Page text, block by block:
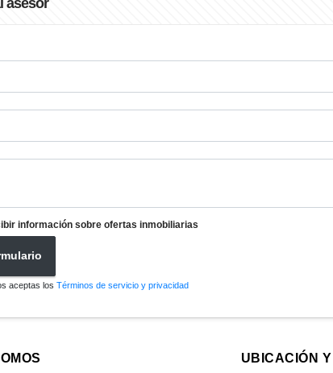
asesor
información sobre ofertas inmobiliarias
aceptas los Términos de servicio y privacidad
UBICACIÓN